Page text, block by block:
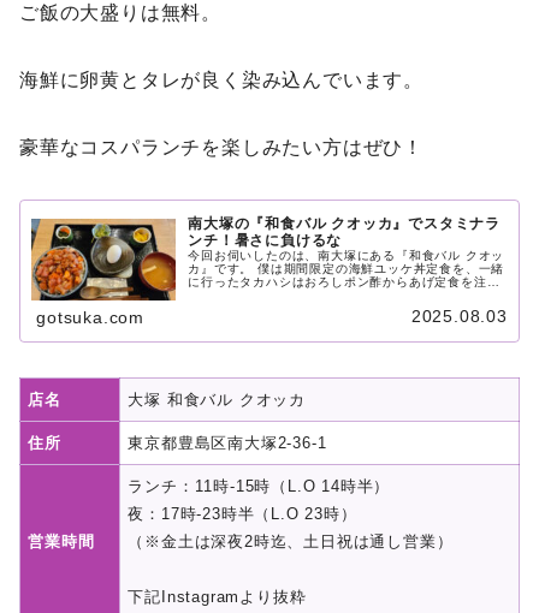
ご飯の大盛りは無料。
海鮮に卵黄とタレが良く染み込んでいます。
豪華なコスパランチを楽しみたい方はぜひ！
南大塚の『和食バル クオッカ』でスタミナラ
ンチ！暑さに負けるな
今回お伺いしたのは、南大塚にある『和食バル クオッ
カ』です。 僕は期間限定の海鮮ユッケ丼定食を、一緒
に行ったタカハシはおろしポン酢からあげ定食を注文
がガチです。お茶碗からかなりはみ出していました。
gotsuka.com 2025.08.03
店名 大塚 和食バル クオッカ
住所 東京都豊島区南大塚2-36-1
営業時間
ランチ：11時-15時（L.O 14時半）
夜：17時-23時半（L.O 23時）
（※金土は深夜2時迄、土日祝は通し営業）
下記Instagramより抜粋